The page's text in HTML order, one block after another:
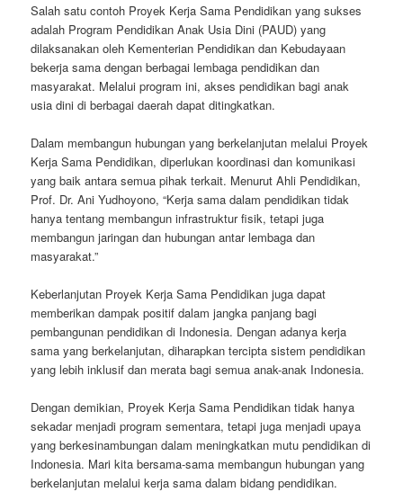
Salah satu contoh Proyek Kerja Sama Pendidikan yang sukses
adalah Program Pendidikan Anak Usia Dini (PAUD) yang
dilaksanakan oleh Kementerian Pendidikan dan Kebudayaan
bekerja sama dengan berbagai lembaga pendidikan dan
masyarakat. Melalui program ini, akses pendidikan bagi anak
usia dini di berbagai daerah dapat ditingkatkan.
Dalam membangun hubungan yang berkelanjutan melalui Proyek
Kerja Sama Pendidikan, diperlukan koordinasi dan komunikasi
yang baik antara semua pihak terkait. Menurut Ahli Pendidikan,
Prof. Dr. Ani Yudhoyono, “Kerja sama dalam pendidikan tidak
hanya tentang membangun infrastruktur fisik, tetapi juga
membangun jaringan dan hubungan antar lembaga dan
masyarakat.”
Keberlanjutan Proyek Kerja Sama Pendidikan juga dapat
memberikan dampak positif dalam jangka panjang bagi
pembangunan pendidikan di Indonesia. Dengan adanya kerja
sama yang berkelanjutan, diharapkan tercipta sistem pendidikan
yang lebih inklusif dan merata bagi semua anak-anak Indonesia.
Dengan demikian, Proyek Kerja Sama Pendidikan tidak hanya
sekadar menjadi program sementara, tetapi juga menjadi upaya
yang berkesinambungan dalam meningkatkan mutu pendidikan di
Indonesia. Mari kita bersama-sama membangun hubungan yang
berkelanjutan melalui kerja sama dalam bidang pendidikan.